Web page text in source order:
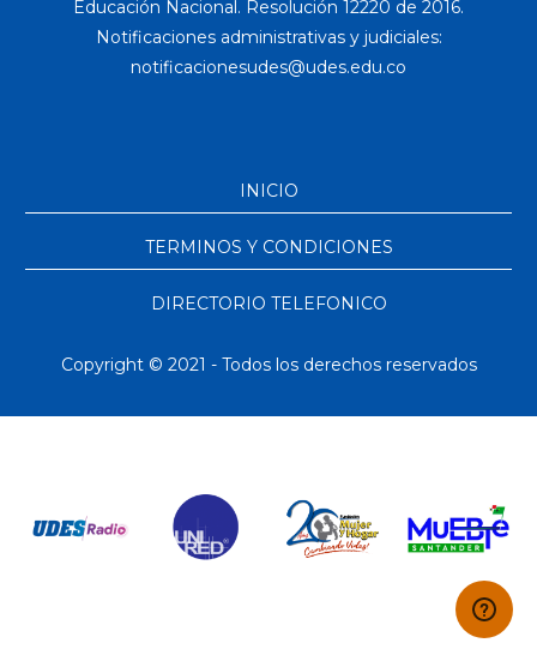
Educación Nacional. Resolución 12220 de 2016.
Notificaciones administrativas y judiciales:
INICIO
TERMINOS Y CONDICIONES
DIRECTORIO TELEFONICO
Copyright © 2021 - Todos los derechos reservados